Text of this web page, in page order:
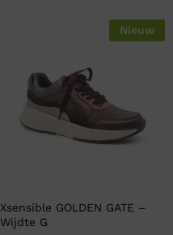
Nieuw
Xsensible GOLDEN GATE –
Wijdte G